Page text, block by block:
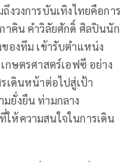
งวงการบันเทิงไทยคือการ
าคิน คำวิลัยศักดิ์ ศิลปินนัก
องทีม เข้ารับตำแหน่ง
กษตรศาสตร์เอฟซี อย่าง
เดินหน้าต่อไปสู่เป้า
มยั่งยืน ท่ามกลาง
ห้ความสนใจในการเดิน